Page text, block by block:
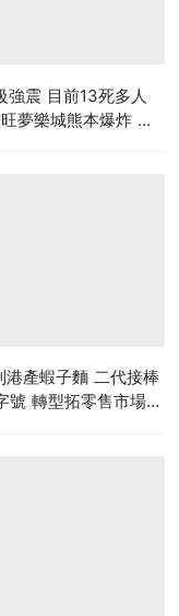
強震 目前13死多人
夢樂城熊本爆炸 日
港產蝦子麵 二代接棒
號 轉型拓零售市場